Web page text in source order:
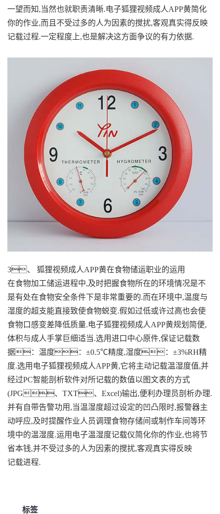
一望而知,当然也就职责清晰.电子狐狸视频成人APP黄简化
你的作业,而且不受过多的人为因素的搅扰,客观真实得反映
记载过程.一定程度上,也是解决这方面争议的有力依据.
3、 狐狸视频成人APP黄在食物储运职业的运用
在食物加工储运进程中,及时把握食物所在的环境情况是不
是有处在食物安全条件下是非常重要的.而在环境中,温度与
湿度的超支能直接致使食物蜕变.假如过低或许过高也会使
食物口感变差降低质量.电子狐狸视频成人APP黄规划简便,
体积与成人手掌巨细适当.选用进口中心原件,保证记载数
据：温度：±0.5℃精度,湿度：±3%RH精
度.选用电子狐狸视频成人APP黄,它将主动记载温湿度值,并
经过PC智能剖析软件对所记载的数值以图文表的方式
(JPG、TXT、Excel)输出,便利办理员剖析办理.
并有自带告警功用,当温湿度超过设定的凹凸限时,报警器主
动呼应,及时提醒作业人员调理食物存储间或制作车间等环
境中的温湿度.运用电子温湿度记载仪简化你的作业,也将节
省本钱,并不受过多的人为因素的搅扰,客观真实得反映
记载进程.
标签